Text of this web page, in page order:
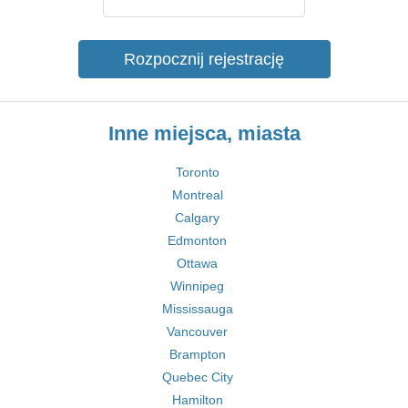
Rozpocznij rejestrację
Inne miejsca, miasta
Toronto
Montreal
Calgary
Edmonton
Ottawa
Winnipeg
Mississauga
Vancouver
Brampton
Quebec City
Hamilton